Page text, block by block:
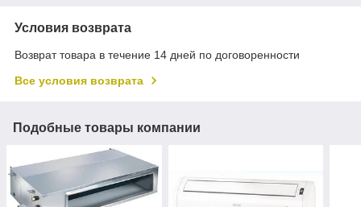
Условия возврата
Возврат товара в течение 14 дней по договоренности
Все условия возврата
Подобные товары компании